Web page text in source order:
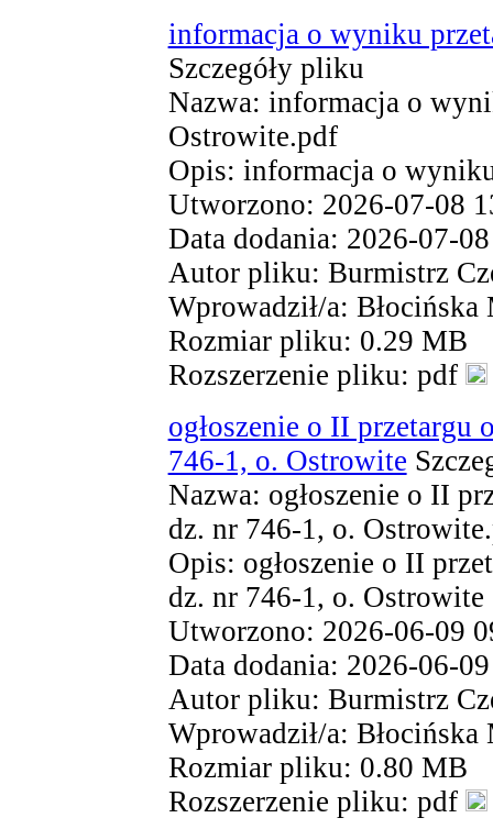
informacja o wyniku
Szczegóły pliku
Nazwa: informacja o
Ostrowite.pdf
Opis: informacja o
Utworzono: 2026-07-08
Data dodania: 2026-07-
Autor pliku: Burmistrz
Wprowadził/a: Błocińska
Rozmiar pliku: 0.29 MB
Rozszerzenie pliku: pdf
ogłoszenie o II przetargu
746-1, o. Ostrowite
Nazwa: ogłoszenie o II
dz. nr 746-1, o.
Opis: ogłoszenie o II
dz. nr 746-1, o. Ostrowite
Utworzono: 2026-06-09
Data dodania: 2026-06-
Autor pliku: Burmistrz
Wprowadził/a: Błocińska
Rozmiar pliku: 0.80 MB
Rozszerzenie pliku: pdf